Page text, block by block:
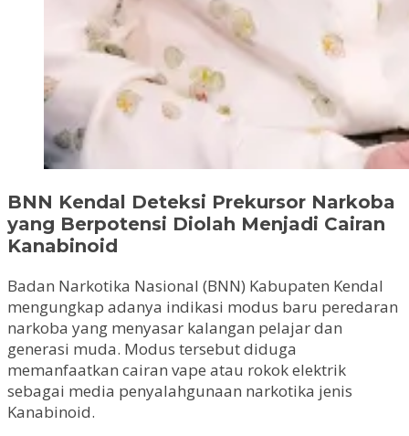
BNN Kendal Deteksi Prekursor Narkoba
yang Berpotensi Diolah Menjadi Cairan
Kanabinoid
Badan Narkotika Nasional (BNN) Kabupaten Kendal
mengungkap adanya indikasi modus baru peredaran
narkoba yang menyasar kalangan pelajar dan
generasi muda. Modus tersebut diduga
memanfaatkan cairan vape atau rokok elektrik
sebagai media penyalahgunaan narkotika jenis
Kanabinoid.